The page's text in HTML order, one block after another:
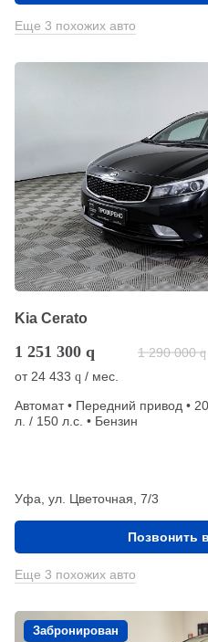
Еще 3 похожих авто
Kia Cerato
1 251 300 q 1 290 000 q
от 24 433 q / мес.
Автомат • Передний привод •
л. / 150 л.с. • Бензин
Уфа, ул. Цветочная, 7/3
Позвонить
Еще 3 похожих авто
Забронирован